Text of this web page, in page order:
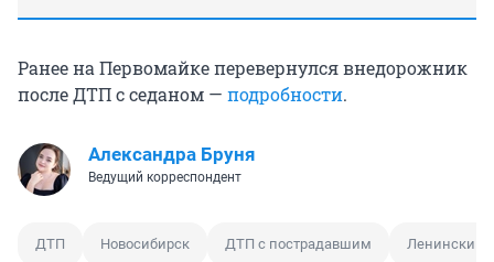
Ранее на Первомайке перевернулся внедорожник
после ДТП с седаном — подробности.
Александра Бруня
Ведущий корреспондент
ДТП Новосибирск ДТП с пострадавшим Ленинский